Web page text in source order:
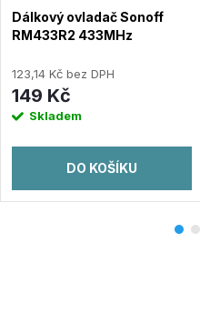
Dálkový ovladač Sonoff
RM433R2 433MHz
123,14 Kč bez DPH
149 Kč
Skladem
DO KOŠÍKU